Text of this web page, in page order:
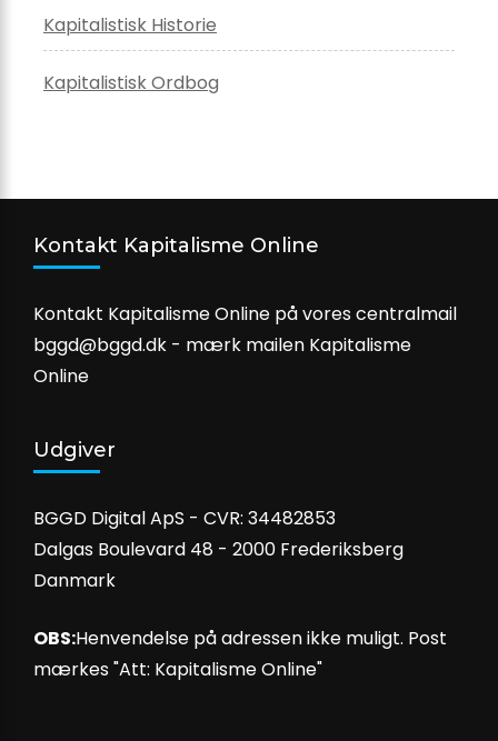
Kapitalistisk Historie
Kapitalistisk Ordbog
Kontakt Kapitalisme Online
Kontakt Kapitalisme Online på vores centralmail
bggd@bggd.dk - mærk mailen Kapitalisme
Online
Udgiver
BGGD Digital ApS - CVR: 34482853
Dalgas Boulevard 48 - 2000 Frederiksberg
Danmark
OBS:Henvendelse på adressen ikke muligt. Post
mærkes "Att: Kapitalisme Online"